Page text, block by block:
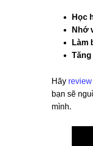
Học
Nhớ
Làm
Hãy
bạn sẽ
mình.